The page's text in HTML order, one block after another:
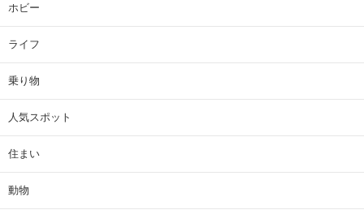
ホビー
ライフ
乗り物
人気スポット
住まい
動物